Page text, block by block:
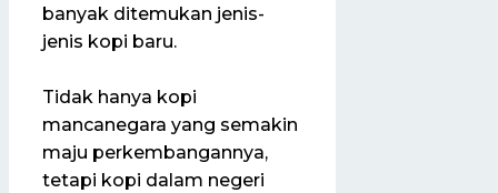
banyak ditemukan jenis-
jenis kopi baru.
Tidak hanya kopi
mancanegara yang semakin
maju perkembangannya,
tetapi kopi dalam negeri